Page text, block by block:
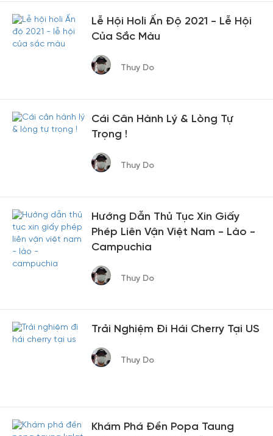
Lễ Hội Holi Ấn Độ 2021 - Lễ Hội
Của Sắc Màu
Thuy Do
Cái Cân Hành Lý & Lòng Tự
Trọng !
Thuy Do
Hướng Dẫn Thủ Tục Xin Giấy
Phép Liên Vận Việt Nam - Lào -
Campuchia
Thuy Do
Trải Nghiệm Đi Hái Cherry Tại US
Thuy Do
Khám Phá Đền Popa Taung